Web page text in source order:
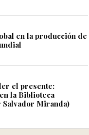
en la producción de
el presente:
la Biblioteca
Miranda)